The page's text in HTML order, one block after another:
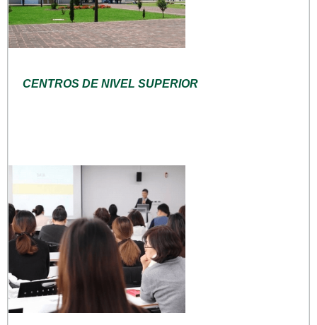
CENTROS DE NIVEL SUPERIOR